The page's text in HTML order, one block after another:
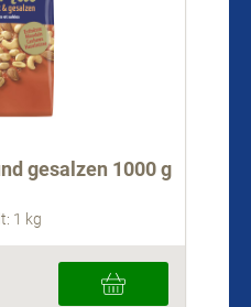
gesalzen 1000 g
Inhalt: 1 kg